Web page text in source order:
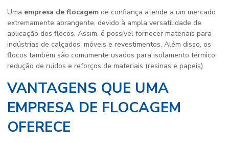
Uma empresa de flocagem de confiança atende a um mercado
extremamente abrangente, devido à ampla versatilidade de
aplicação dos flocos. Assim, é possível fornecer materiais para
indústrias de calçados, móveis e revestimentos. Além disso, os
flocos também são comumente usados para isolamento térmico,
redução de ruídos e reforços de materiais (resinas e papeis).
VANTAGENS QUE UMA
EMPRESA DE FLOCAGEM
OFERECE